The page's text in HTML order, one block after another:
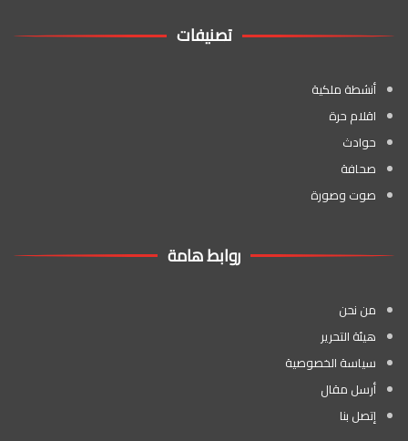
تصنيفات
أنشطة ملكية
اقلام حرة
حوادث
صحافة
صوت وصورة
روابط هامة
من نحن
هيئة التحرير
سياسة الخصوصية
أرسل مقال
إتصل بنا